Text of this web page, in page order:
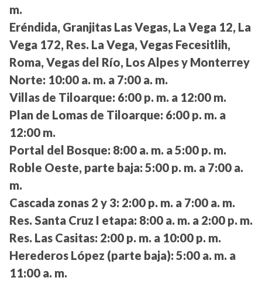
m.
Eréndida, Granjitas Las Vegas, La Vega 12, La
Vega 172, Res. La Vega, Vegas Fecesitlih,
Roma, Vegas del Río, Los Alpes y Monterrey
Norte: 10:00 a. m. a 7:00 a. m.
Villas de Tiloarque: 6:00 p. m. a 12:00 m.
Plan de Lomas de Tiloarque: 6:00 p. m. a
12:00 m.
Portal del Bosque: 8:00 a. m. a 5:00 p. m.
Roble Oeste, parte baja: 5:00 p. m. a 7:00 a.
m.
Cascada zonas 2 y 3: 2:00 p. m. a 7:00 a. m.
Res. Santa Cruz I etapa: 8:00 a. m. a 2:00 p. m.
Res. Las Casitas: 2:00 p. m. a 10:00 p. m.
Herederos López (parte baja): 5:00 a. m. a
11:00 a. m.